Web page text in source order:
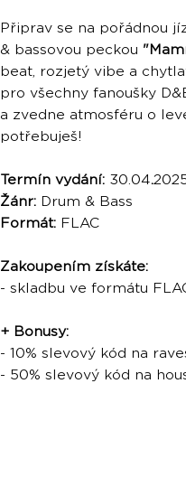
Připrav se na pořádnou
& bassovou peckou
beat, rozjetý vibe a
pro všechny fanoušky
a zvedne atmosféru o
potřebuješ!
Termín vydání: 30.04.
Žánr: Drum & Bass
Formát: FLAC
Zakoupením získáte:
- skladbu ve formátu
+ Bonusy:
- 10% slevový kód na
- 50% slevový kód na